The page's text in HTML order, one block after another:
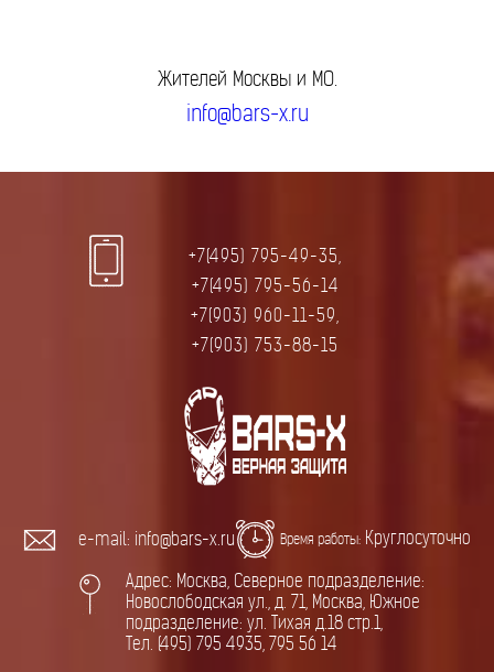
Жителей Москвы и МО.
info@bars-x.ru
e-mail: info@bars-x.ru Время работы: Круглосуточно
Адрес: Москва, Северное подразделение:
Новослободская ул., д. 71, Москва, Южное
подразделение: ул. Тихая д.18 стр.1,
Тел. (495) 795 4935, 795 56 14
+7(495) 795-49-35,
+7(495) 795-56-14
+7(903) 960-11-59,
+7(903) 753-88-15